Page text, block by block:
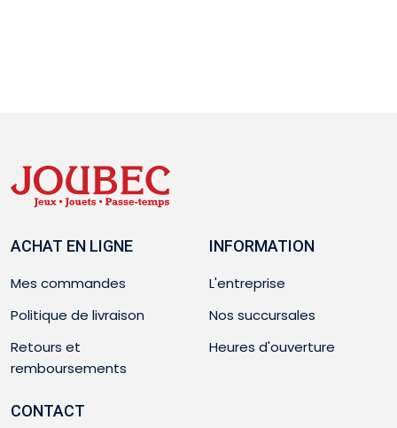
ACHAT EN LIGNE
Mes commandes
Politique de livraison
Retours et
remboursements
INFORMATION
L'entreprise
Nos succursales
Heures d'ouverture
CONTACT